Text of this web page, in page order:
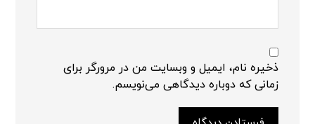
ذخیره نام، ایمیل و وبسایت من در مرورگر برای
زمانی که دوباره دیدگاهی می‌نویسم.